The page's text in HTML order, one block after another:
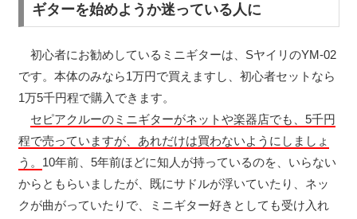
ギターを始めようか迷っている人に
初心者にお勧めしているミニギターは、SヤイリのYM-02
です。本体のみなら1万円で買えますし、初心者セットなら
1万5千円程で購入できます。
セピアクルーのミニギターがネットや楽器店でも、5千円
程で売っていますが、あれだけは買わないようにしましょ
う。 10年前、5年前ほどに知人が持っているのを、いらない
からともらいましたが、既にサドルが浮いていたり、ネッ
クが曲がっていたりで、ミニギター好きとしても受け入れ